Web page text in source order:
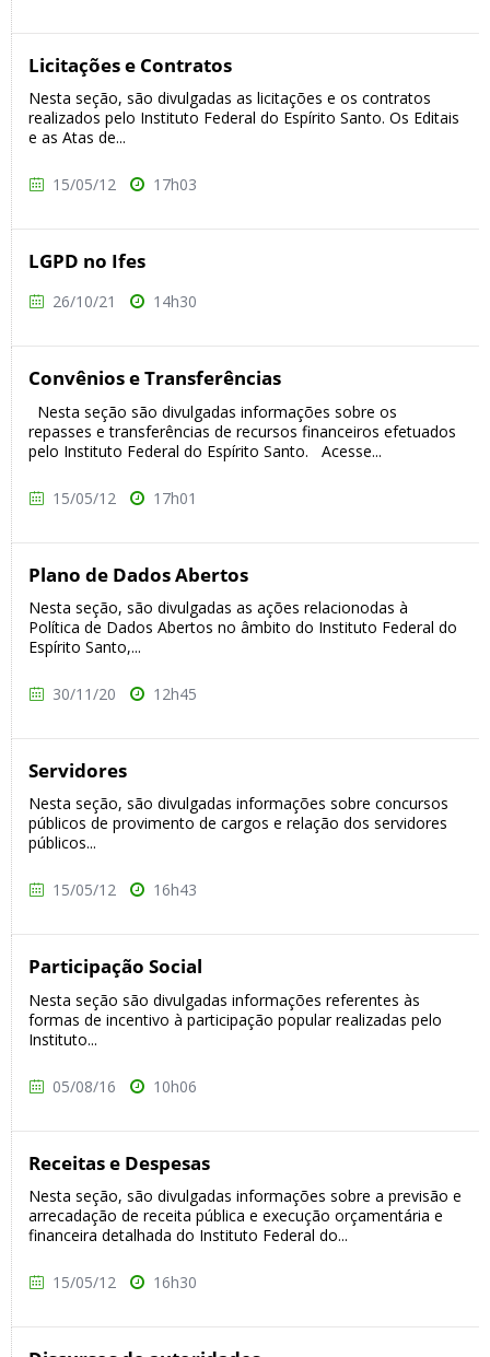
Licitações e Contratos
Nesta seção, são divulgadas as licitações e os contratos
realizados pelo Instituto Federal do Espírito Santo. Os Editais
e as Atas de...
15/05/12 17h03
LGPD no Ifes
26/10/21 14h30
Convênios e Transferências
Nesta seção são divulgadas informações sobre os
repasses e transferências de recursos financeiros efetuados
pelo Instituto Federal do Espírito Santo. Acesse...
15/05/12 17h01
Plano de Dados Abertos
Nesta seção, são divulgadas as ações relacionodas à
Política de Dados Abertos no âmbito do Instituto Federal do
Espírito Santo,...
30/11/20 12h45
Servidores
Nesta seção, são divulgadas informações sobre concursos
públicos de provimento de cargos e relação dos servidores
públicos...
15/05/12 16h43
Participação Social
Nesta seção são divulgadas informações referentes às
formas de incentivo à participação popular realizadas pelo
Instituto...
05/08/16 10h06
Receitas e Despesas
Nesta seção, são divulgadas informações sobre a previsão e
arrecadação de receita pública e execução orçamentária e
financeira detalhada do Instituto Federal do...
15/05/12 16h30